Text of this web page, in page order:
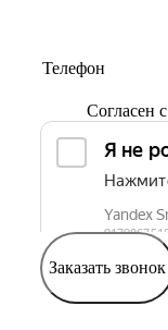
Согласен с
Заказать звонок